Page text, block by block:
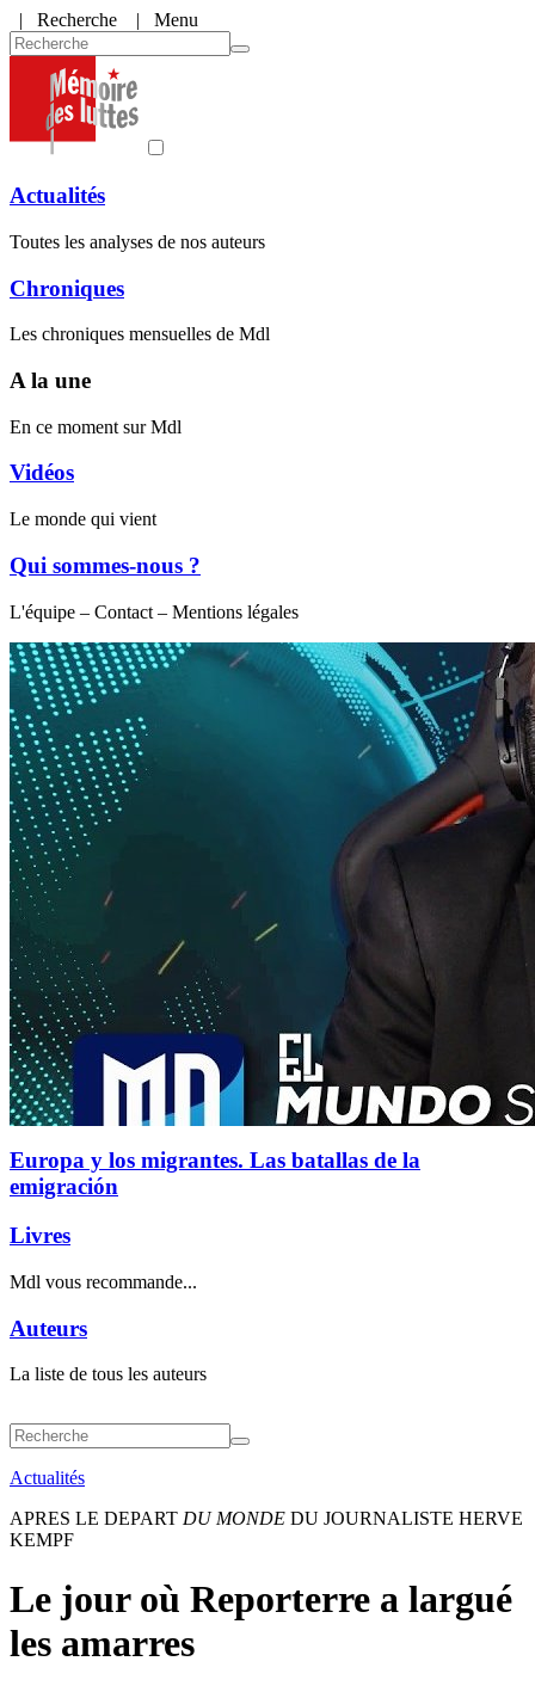
| Recherche | Menu
Actualités
Toutes les analyses de nos auteurs
Chroniques
Les chroniques mensuelles de Mdl
A la une
En ce moment sur Mdl
Vidéos
Le monde qui vient
Qui sommes-nous ?
L'équipe – Contact – Mentions légales
Europa y los migrantes. Las batallas de la
emigración
Livres
Mdl vous recommande...
Auteurs
La liste de tous les auteurs
Actualités
APRES LE DEPART DU MONDE DU JOURNALISTE HERVE
KEMPF
Le jour où Reporterre a largué
les amarres